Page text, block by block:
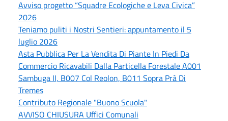
Avviso progetto “Squadre Ecologiche e Leva Civica”
2026
Teniamo puliti i Nostri Sentieri: appuntamento il 5
luglio 2026
Asta Pubblica Per La Vendita Di Piante In Piedi Da
Commercio Ricavabili Dalla Particella Forestale A001
Sambuga II, B007 Col Reolon, B011 Sopra Prà Di
Tremes
Contributo Regionale "Buono Scuola"
AVVISO CHIUSURA Uffici Comunali